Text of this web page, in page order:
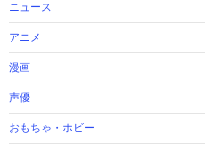
ニュース
アニメ
漫画
声優
おもちゃ・ホビー